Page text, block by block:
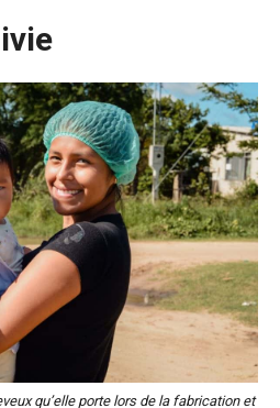
qu’elle porte lors de la fabrication et